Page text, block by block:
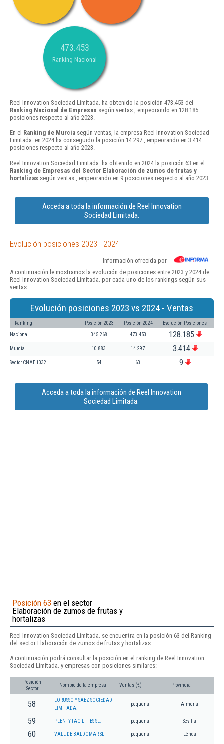
473.453
Ranking Nacional
Reel Innovation Sociedad Limitada. ha obtenido la posición 473.453 del
Ranking Nacional de Empresas según ventas , empeorando en 128.185
posiciones respecto al año 2023.
En el Ranking de Murcia según ventas, la empresa Reel Innovation Sociedad
Limitada. en 2024 ha conseguido la posición 14.297 , empeorando en 3.414
posiciones respecto al año 2023.
Reel Innovation Sociedad Limitada. ha obtenido en 2024 la posición 63 en el
Ranking de Empresas del Sector Elaboración de zumos de frutas y
hortalizas según ventas , empeorando en 9 posiciones respecto al año 2023.
Acceda a toda la información de Reel Innovation
Sociedad Limitada.
Evolución posiciones 2023 - 2024
Información ofrecida por
A continuación le mostramos la evolución de posiciones entre 2023 y 2024 de
Reel Innovation Sociedad Limitada. por cada uno de los rankings según sus
ventas:
Evolución posiciones 2023 vs 2024 - Ventas
Ranking Posición 2023 Posición 2024 Evolución Posiciones
Nacional 345.268 473.453 128.185
Murcia 10.883 14.297 3.414
Sector CNAE 1032 54 63 9
Acceda a toda la información de Reel Innovation
Sociedad Limitada.
Posición 63 en el sector
Elaboración de zumos de frutas y
hortalizas
Reel Innovation Sociedad Limitada. se encuentra en la posición 63 del Ranking
del sector Elaboración de zumos de frutas y hortalizas.
A continuación podrá consultar la posición en el ranking de Reel Innovation
Sociedad Limitada. y empresas con posiciones similares:
Posición
Sector
Nombre de la empresa Ventas (€) Provincia
58
LORUSSO Y SAEZ SOCIEDAD
LIMITADA.
pequeña Almería
59 PLENTY-FACILITIES SL. pequeña Sevilla
60 VALL DE BALDOMAR SL pequeña Lérida